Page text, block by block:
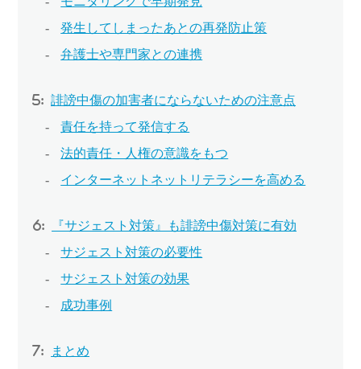
発生してしまったあとの再発防止策
弁護士や専門家との連携
誹謗中傷の加害者にならないための注意点
責任を持って発信する
法的責任・人権の意識をもつ
インターネットネットリテラシーを高める
『サジェスト対策』も誹謗中傷対策に有効
サジェスト対策の必要性
サジェスト対策の効果
成功事例
まとめ